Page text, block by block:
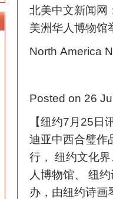
北美中文新闻网
美洲华人博物馆
North America
Posted on 26
【纽约7月25日
迪亚中西合璧作
行， 纽约文化
人博物馆、 纽
办，由纽约诗画